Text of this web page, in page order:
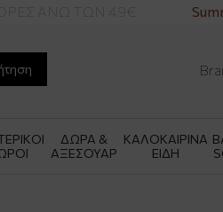
ΑΝΩ ΤΩΝ 49€
ΔΩΡΑ &
ΑΞΕΣΟΥΑΡ
ΚΑΛΟΚΑΙΡΙΝΑ
ΕΙΔΗ